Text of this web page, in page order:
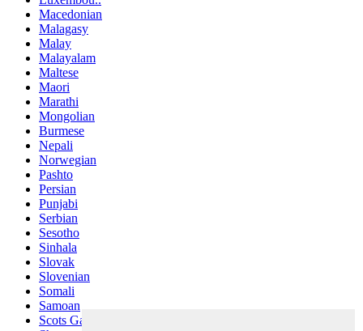
Macedonian
Malagasy
Malay
Malayalam
Maltese
Maori
Marathi
Mongolian
Burmese
Nepali
Norwegian
Pashto
Persian
Punjabi
Serbian
Sesotho
Sinhala
Slovak
Slovenian
Somali
Samoan
Scots Gaelic